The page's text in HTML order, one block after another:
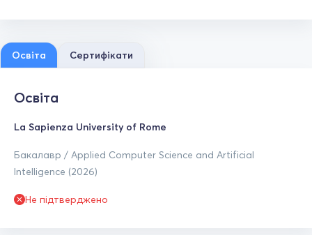
Освіта Сертифікати
Освіта
La Sapienza University of Rome
Бакалавр / Applied Computer Science and Artificial
Intelligence (2026)
Не підтверджено